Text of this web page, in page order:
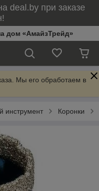
deal.by при заказе
дом «АмайзТрейд»
Мы его обработаем в
инструмент Коронки